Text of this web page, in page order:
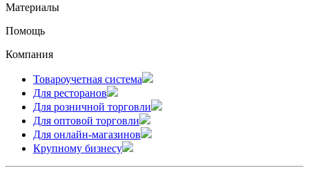
Материалы
Помощь
Компания
Товароучетная система
Для ресторанов
Для розничной торговли
Для оптовой торговли
Для онлайн-магазинов
Крупному бизнесу